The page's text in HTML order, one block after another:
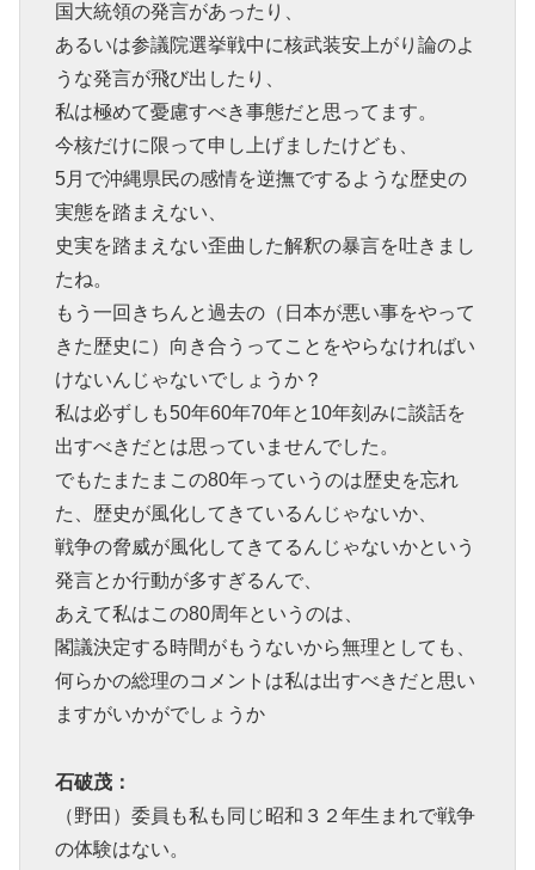
国大統領の発言があったり、
あるいは参議院選挙戦中に核武装安上がり論のよ
うな発言が飛び出したり、
私は極めて憂慮すべき事態だと思ってます。
今核だけに限って申し上げましたけども、
5月で沖縄県民の感情を逆撫でするような歴史の
実態を踏まえない、
史実を踏まえない歪曲した解釈の暴言を吐きまし
たね。
もう一回きちんと過去の（日本が悪い事をやって
きた歴史に）向き合うってことをやらなければい
けないんじゃないでしょうか？
私は必ずしも50年60年70年と10年刻みに談話を
出すべきだとは思っていませんでした。
でもたまたまこの80年っていうのは歴史を忘れ
た、歴史が風化してきているんじゃないか、
戦争の脅威が風化してきてるんじゃないかという
発言とか行動が多すぎるんで、
あえて私はこの80周年というのは、
閣議決定する時間がもうないから無理としても、
何らかの総理のコメントは私は出すべきだと思い
ますがいかがでしょうか
石破茂：
（野田）委員も私も同じ昭和３２年生まれで戦争
の体験はない。